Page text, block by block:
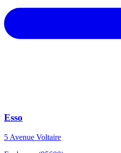
Esso
5 Avenue Voltaire